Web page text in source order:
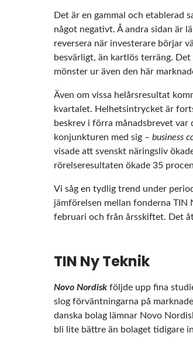
Det är en gammal och etablerad
något negativt. Å andra sidan är
reversera när investerare börjar
besvärligt, än kartlös terräng.
mönster ur även den här
Även om vissa helårsresultat
kvartalet. Helhetsintrycket är
beskrev i förra månadsbrevet var
konjunkturen med sig – business
visade att svenskt näringsliv
rörelseresultaten ökade 35
Vi såg en tydlig trend under
jämförelsen mellan fonderna TIN
februari och från årsskiftet. Det
TIN Ny Teknik
Novo Nordisk följde upp fina
slog förväntningarna på
danska bolag lämnar Novo
bli lite bättre än bolaget tidigare